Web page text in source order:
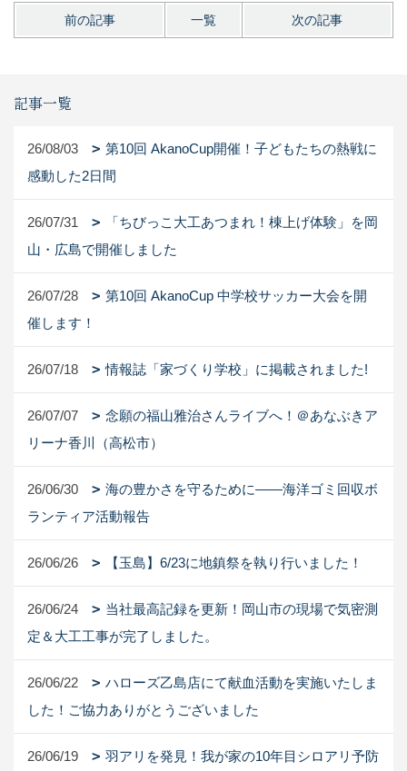
前の記事 一覧 次の記事
記事一覧
26/08/03
第10回 AkanoCup開催！子どもたちの熱戦に
感動した2日間
26/07/31
「ちびっこ大工あつまれ！棟上げ体験」を岡
山・広島で開催しました
26/07/28
第10回 AkanoCup 中学校サッカー大会を開
催します！
26/07/18 情報誌「家づくり学校」に掲載されました!
26/07/07
念願の福山雅治さんライブへ！＠あなぶきア
リーナ香川（高松市）
26/06/30
海の豊かさを守るために――海洋ゴミ回収ボ
ランティア活動報告
26/06/26 【玉島】6/23に地鎮祭を執り行いました！
26/06/24
当社最高記録を更新！岡山市の現場で気密測
定＆大工工事が完了しました。
26/06/22
ハローズ乙島店にて献血活動を実施いたしま
した！ご協力ありがとうございました
26/06/19
羽アリを発見！我が家の10年目シロアリ予防